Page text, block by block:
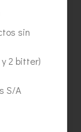
sin
2 bitter)
S/A